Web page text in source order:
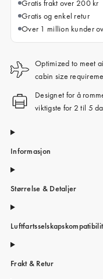
Gratis frakt over 200 kr
Gratis og enkel retur
Over 1 million kunder
Optimized to meet
cabin size
Designet for å
viktigste for 2 til 5
Informasjon
Størrelse & Detaljer
Frakt & Retur